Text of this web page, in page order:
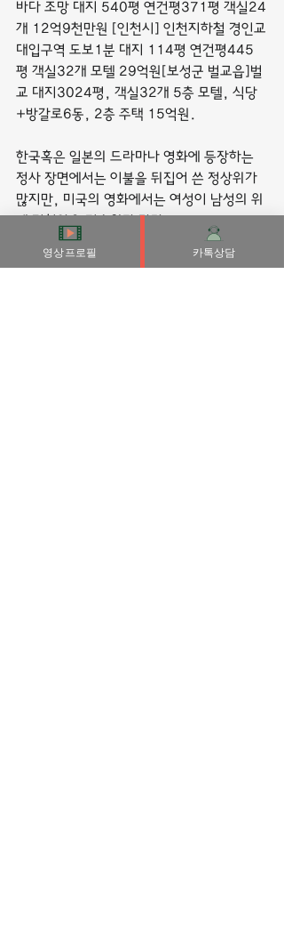
바다 조망 대지 540평 연건평371평 객실24
개 12억9천만원 [인천시] 인천지하철 경인교
대입구역 도보1분 대지 114평 연건평445
평 객실32개 모텔 29억원[보성군 벌교읍]벌
교 대지3024평, 객실32개 5층 모텔, 식당
+방갈로6동, 2층 주택 15억원.
한국혹은 일본의 드라마나 영화에 등장하는
정사 장면에서는 이불을 뒤집어 쓴 정상위가
많지만, 미국의 영화에서는 여성이 남성의 위
영상프로필 카톡상담